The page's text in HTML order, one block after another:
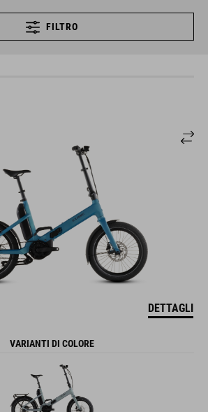
FILTRO
DETTAGLI
VARIANTI DI COLORE